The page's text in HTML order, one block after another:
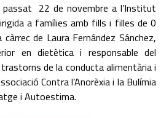
22 de novembre a l’Institut
a famílies amb fills i filles de 0
de Laura Fernández Sánchez,
en dietètica i responsable del
de la conducta alimentària i
Contra l’Anorèxia i la Bulímia
i Autoestima.